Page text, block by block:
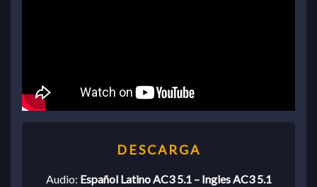
Audio: Español Latino AC3 5.1 – Ingles AC3 5.1